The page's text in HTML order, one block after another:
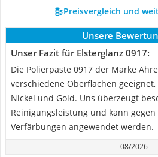
Preisvergleich und
Unsere
Unser Fazit für Elsterglanz 0917:
Die Polierpaste 0917 der Marke
verschiedene Oberflächen
Nickel und Gold. Uns überzeugt
Reinigungsleistung und kann
Verfärbungen angewendet werden.
08/2026